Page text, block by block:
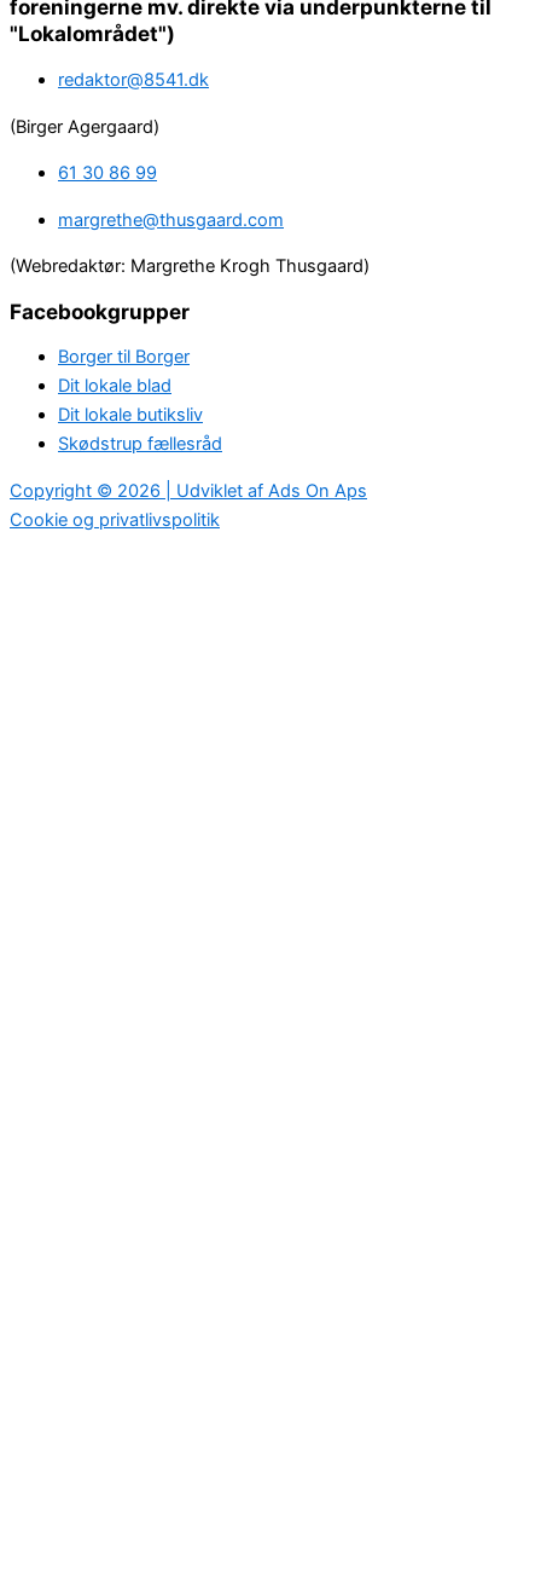
foreningerne mv. direkte via underpunkterne til
"Lokalområdet")
redaktor@8541.dk
(Birger Agergaard)
61 30 86 99
margrethe@thusgaard.com
(Webredaktør: Margrethe Krogh Thusgaard)
Facebookgrupper
Borger til Borger
Dit lokale blad
Dit lokale butiksliv
Skødstrup fællesråd
Copyright © 2026 | Udviklet af Ads On Aps
Cookie og privatlivspolitik